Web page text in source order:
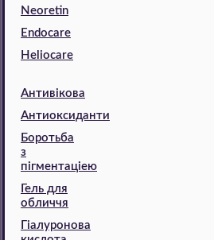
Neoretin
Endocare
Heliocare
Антивікова
Антиоксиданти
Боротьба
з
пігментаціею
Гель для
обличчя
Гіалуронова